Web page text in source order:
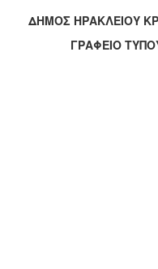
2020
2019
ΔΗΜΟΣ ΗΡΑΚΛΕΙΟΥ
ΓΡΑΦΕΙΟ